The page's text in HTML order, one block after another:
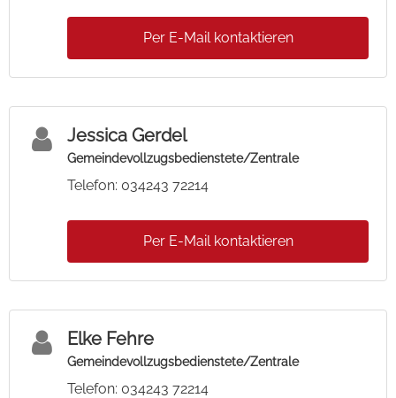
Per E-Mail kontaktieren
Jessica Gerdel
Gemeindevollzugsbedienstete/Zentrale
Telefon: 034243 72214
Per E-Mail kontaktieren
Elke Fehre
Gemeindevollzugsbedienstete/Zentrale
Telefon: 034243 72214